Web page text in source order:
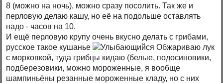
8 (можно на ночь), можно сразу посолить. Так же и
перловую делаю кашу, но её на подольше оставлять
надо - часов на 10.
И ещё перловую крупу очень вкусно делать с грибами,
русское такое кушанье
Обжариваю лук
с морковкой, туда грибцы кидаю (белые, подосиновики,
подберезовики, можно мороженные, я вообще
шампиньёны резанные мороженные кладу, но с них